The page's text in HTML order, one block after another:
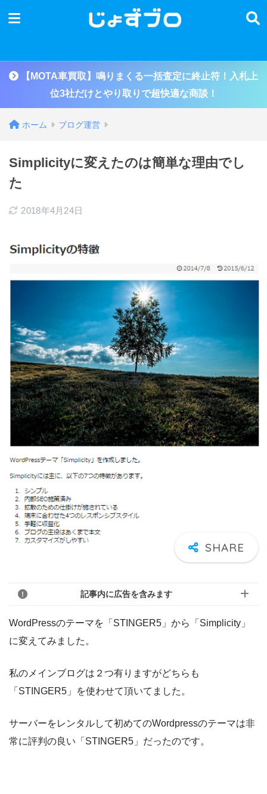
【MOTA車買取】鳴りまくる一括査定に終止符！入札上
位3社だけとやり取りで超快適な商談！
ホーム ブログ運営
Simplicityに変えたのは簡単な理由でし
た
2018年4月24日
記事内に広告を含みます
WordPressのテーマを「STINGER5」から「Simplicity」
に変えてみました。
私のメインブログは２つ有りますがどちらも
「STINGER5」を使わせて頂いてました。
サーバーをレンタルして初めてのWordpressのテーマは非
常に評判の良い「STINGER5」だったのです。